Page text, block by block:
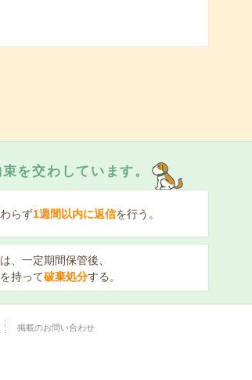
を交わしています。
らず1週間以内に返信を行う。
、一定期間保管後、
持って破棄処分する。
掲載のお問い合わせ